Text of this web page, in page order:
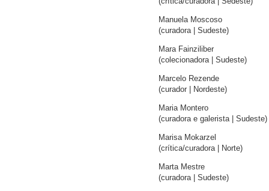
Manuela Moscoso
(curadora | Sudeste)
Mara Fainziliber
(colecionadora | Sudeste)
Marcelo Rezende
(curador | Nordeste)
Maria Montero
(curadora e galerista | Sudeste)
Marisa Mokarzel
(crítica/curadora | Norte)
Marta Mestre
(curadora | Sudeste)